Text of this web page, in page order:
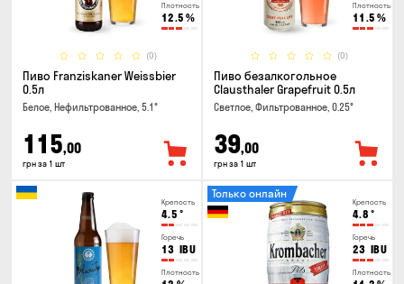
Плотность
12.5 %
(0)
Пиво Franziskaner Weissbier
0.5л
Белое, Нефильтрованное, 5.1°
115,00
грн за 1 шт
Плотность
11.5 %
(0)
Пиво безалкогольное
Clausthaler Grapefruit 0.5л
Светлое, Фильтрованное, 0.25°
39,00
грн за 1 шт
Крепость
4.5 °
Горечь
13 IBU
Плотность
Крепость
4.8 °
Горечь
23 IBU
Плотность
Только онлайн